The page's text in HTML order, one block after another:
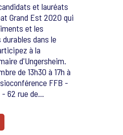
et lauréats
Grand Est 2020 qui
et les
dans le
à la
d'Ungersheim.
de 13h30 à 17h à
FFB -
62 rue de...